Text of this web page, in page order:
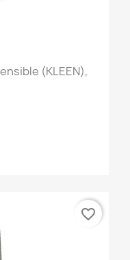
(KLEEN),
favorite_border